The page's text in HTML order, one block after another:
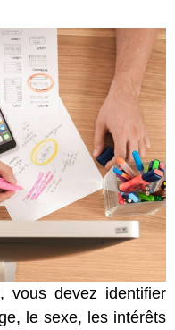
vous devez identifier
le sexe, les intérêts